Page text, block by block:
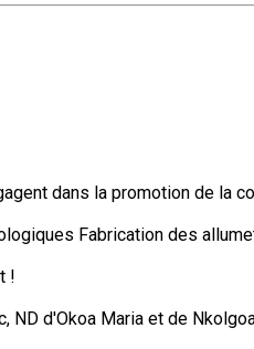
dans la promotion de la
Fabrication des
!
ND d'Okoa Maria et de